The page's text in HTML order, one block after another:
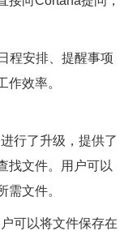
程安排、提醒事项
作效率。
行了升级，提供了
找文件。用户可以
需文件。
可以将文件保存在